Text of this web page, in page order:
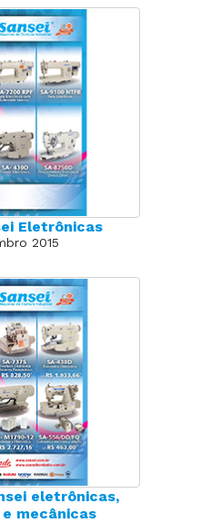
Eletrônicas
2015
eletrônicas,
mecânicas